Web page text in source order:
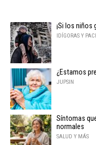
¡Si los niños
IDÍGORAS Y
¿Estamos
JUPSIN
Síntomas
normales
SALUD Y MÁS